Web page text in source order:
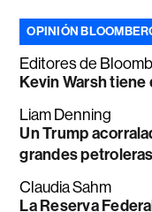
OPINIÓN
Editores de
Kevin Warsh
Liam Denning
Un Trump
grandes petroleras
Claudia Sahm
La Reserva